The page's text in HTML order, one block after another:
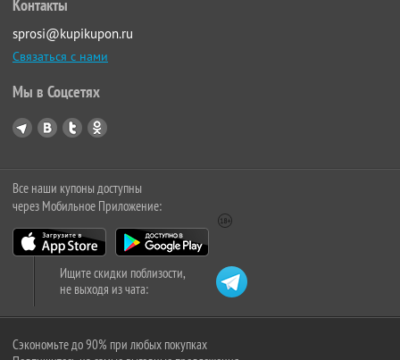
Контакты
sprosi@kupikupon.ru
Связаться с нами
Мы в Соцсетях
Все наши купоны доступны
через Мобильное Приложение:
Ищите скидки поблизости,
не выходя из чата:
Сэкономьте до 90% при любых покупках